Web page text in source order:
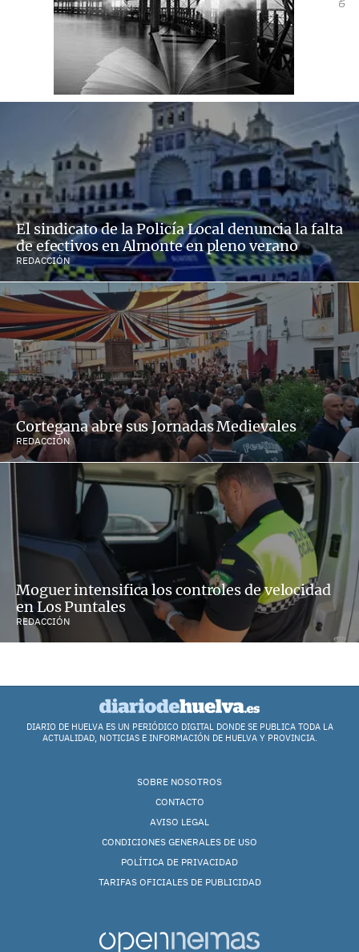
El sindicato de la Policía Local denuncia la falta
de efectivos en Almonte en pleno verano
REDACCIÓN
Cortegana abre sus Jornadas Medievales
REDACCIÓN
Moguer intensifica los controles de velocidad
en Los Puntales
REDACCIÓN
DIARIO DE HUELVA ES UN PERIÓDICO DIGITAL DONDE SE PUBLICA TODA LA
ACTUALIDAD, NOTICIAS E INFORMACIÓN DE HUELVA Y PROVINCIA.
SOBRE NOSOTROS
CONTACTO
AVISO LEGAL
CONDICIONES GENERALES DE USO
POLÍTICA DE PRIVACIDAD
TARIFAS OFICIALES DE PUBLICIDAD